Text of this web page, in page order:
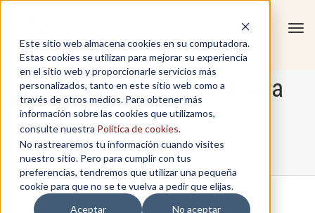
Este sitio web almacena cookies en su computadora.
Estas cookies se utilizan para mejorar su experiencia
en el sitio web y proporcionarle servicios más
personalizados, tanto en este sitio web como a
través de otros medios. Para obtener más
información sobre las cookies que utilizamos,
consulte nuestra Política de cookies.
No rastrearemos tu información cuando visites
nuestro sitio. Pero para cumplir con tus
preferencias, tendremos que utilizar una pequeña
cookie para que no se te vuelva a pedir que elijas.
Aceptar
No aceptar
Inteligencia artificial para
negocios
Home / Inteligencia artificial para negocios